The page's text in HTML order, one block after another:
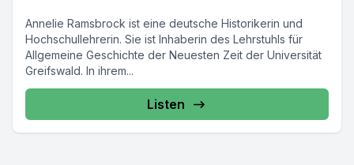
Annelie Ramsbrock ist eine deutsche Historikerin und
Hochschullehrerin. Sie ist Inhaberin des Lehrstuhls für
Allgemeine Geschichte der Neuesten Zeit der Universität
Greifswald. In ihrem...
Listen